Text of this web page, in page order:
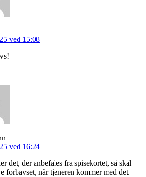
ved 15:08
ved 16:24
det, der anbefales fra spisekortet, så skal
forbavset, når tjeneren kommer med det.